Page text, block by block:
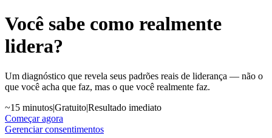
Você sabe como realmente
lidera?
Um diagnóstico que revela seus padrões reais de liderança — não o
que você acha que faz, mas o que você realmente faz.
~15 minutos|Gratuito|Resultado imediato
Começar agora
Gerenciar consentimentos